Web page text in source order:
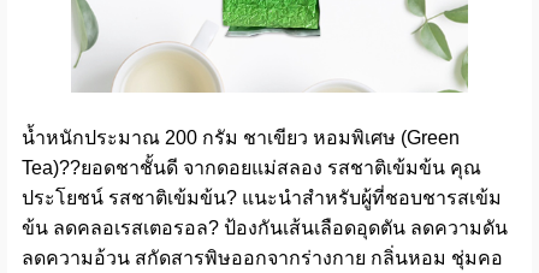
น้ำหนักประมาณ 200 กรัม ชาเขียว หอมพิเศษ (Green
Tea)??ยอดชาชั้นดี จากดอยแม่สลอง รสชาติเข้มข้น คุณ
ประโยชน์ รสชาติเข้มข้น? แนะนำสำหรับผู้ที่ชอบชารสเข้ม
ข้น ลดคลอเรสเตอรอล? ป้องกันเส้นเลือดอุดตัน ลดความดัน
ลดความอ้วน สกัดสารพิษออกจากร่างกาย กลิ่นหอม ชุ่มคอ